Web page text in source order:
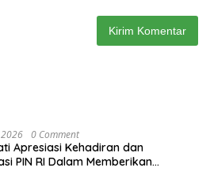
2026 0 Comment
Apresiasi Kehadiran dan
PIN RI Dalam Memberikan